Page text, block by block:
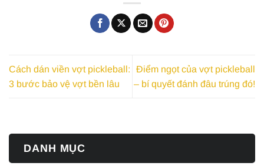
Cách dán viền vợt pickleball:
3 bước bảo vệ vợt bền lâu
Điểm ngọt của vợt pickleball
– bí quyết đánh đâu trúng đó!
DANH MỤC